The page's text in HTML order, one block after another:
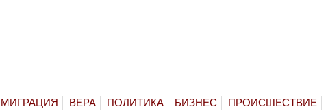
МИГРАЦИЯ ВЕРА ПОЛИТИКА БИЗНЕС ПРОИСШЕСТВИЕ